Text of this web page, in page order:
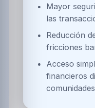
Inteligencia
Gemelos
sensores,
para
Asistentes
con